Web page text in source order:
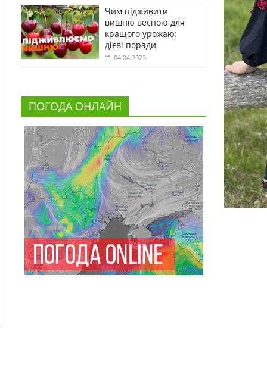
Чим підживити
вишню весною для
кращого урожаю:
дієві поради
04.04.2023
ПОГОДА ОНЛАЙН